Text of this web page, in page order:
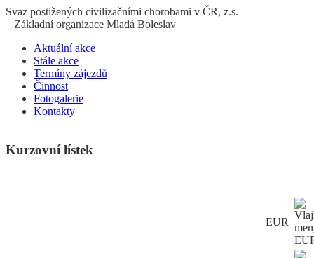
Svaz postižených civilizačními chorobami v ČR, z.s.
Základní organizace Mladá Boleslav
Aktuální akce
Stále akce
Termíny zájezdů
Činnost
Fotogalerie
Kontakty
Kurzovní lístek
EUR